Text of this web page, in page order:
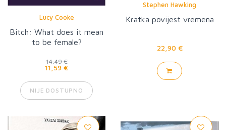
Lucy Cooke
Bitch: What does it mean
to be female?
14,49 €
11,59 €
NIJE DOSTUPNO
Stephen Hawking
Kratka povijest vremena
22,90 €